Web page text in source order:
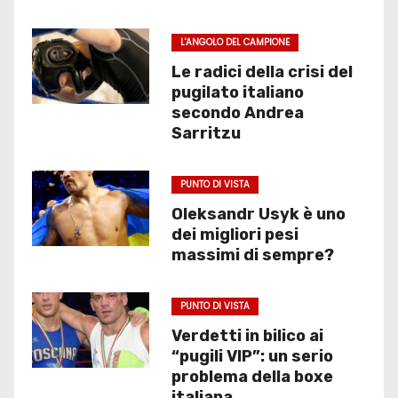
L'ANGOLO DEL CAMPIONE
Le radici della crisi del
pugilato italiano
secondo Andrea
Sarritzu
PUNTO DI VISTA
Oleksandr Usyk è uno
dei migliori pesi
massimi di sempre?
PUNTO DI VISTA
Verdetti in bilico ai
“pugili VIP”: un serio
problema della boxe